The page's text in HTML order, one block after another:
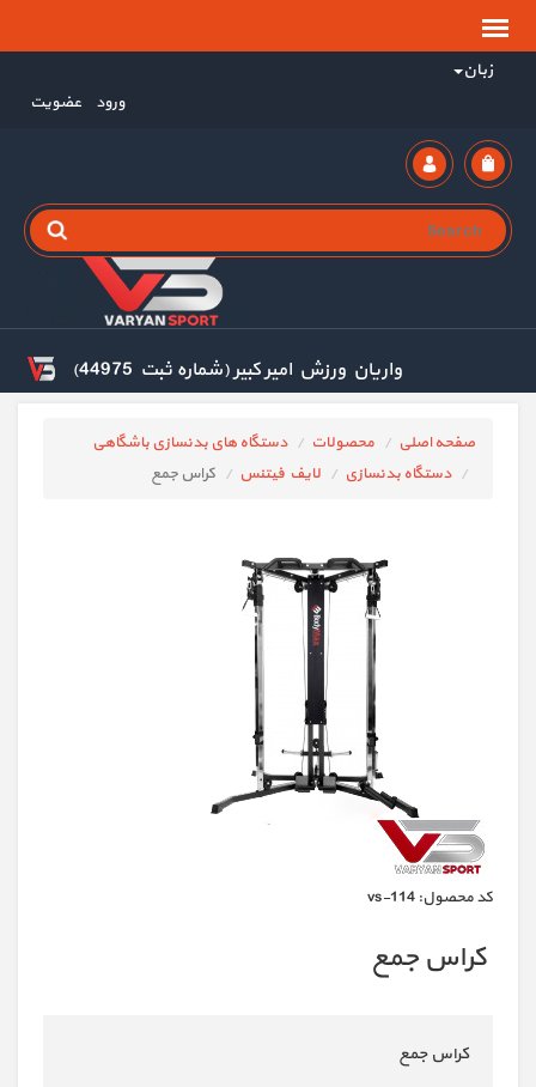
زبان
ورود عضویت
واریان ورزش امیر کبیر (شماره ثبت 44975)
صفحه اصلی محصولات
دستگاه های بدنسازی باشگاهی
دستگاه بدنسازی
لایف فیتنس کراس جمع
كد محصول: vs-114
کراس جمع
کراس جمع